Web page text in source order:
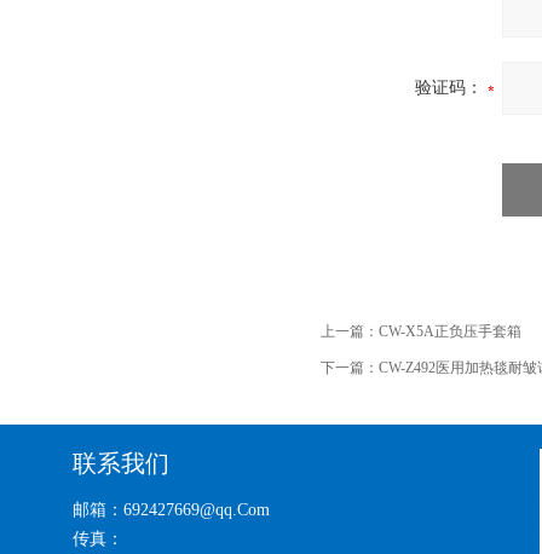
验证码：
上一篇： CW-X5A正负压手套箱
下一篇： CW-Z492医用加热毯耐皱
联系我们
邮箱：692427669@qq.Com
传真：